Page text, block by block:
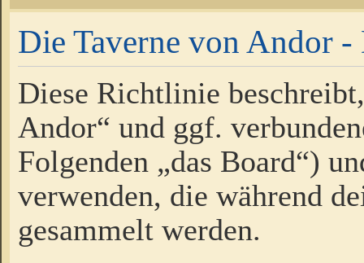
Die Taverne von Andor
Diese Richtlinie
Andor“ und ggf.
Folgenden „das Board“)
verwenden, die während
gesammelt werden.